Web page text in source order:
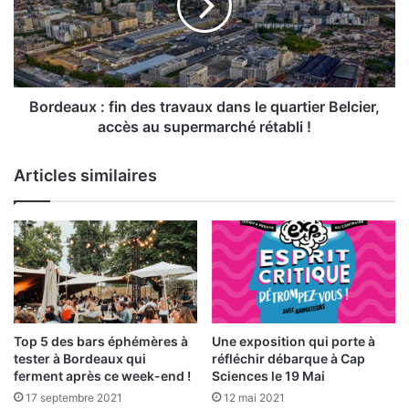
travaux
dans
le
quartier
Belcier,
accès
!
Bordeaux : fin des travaux dans le quartier Belcier,
accès au supermarché rétabli !
Articles similaires
Top 5 des bars éphémères à
tester à Bordeaux qui
ferment après ce week-end !
17 septembre 2021
Une exposition qui porte à
réfléchir débarque à Cap
Sciences le 19 Mai
12 mai 2021